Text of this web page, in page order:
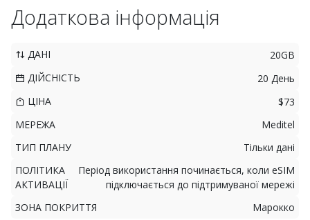
Додаткова інформація
ДАНІ
20GB
ДІЙСНІСТЬ
20 День
ЦІНА
$73
МЕРЕЖА
Meditel
ТИП ПЛАНУ
Тільки дані
ПОЛІТИКА
АКТИВАЦІЇ
Період використання починається, коли eSIM
підключається до підтримуваної мережі
ЗОНА ПОКРИТТЯ
Марокко